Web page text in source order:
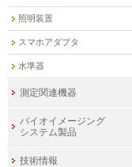
照明装置
スマホアダプタ
水準器
測定関連機器
バイオイメージング
システム製品
技術情報